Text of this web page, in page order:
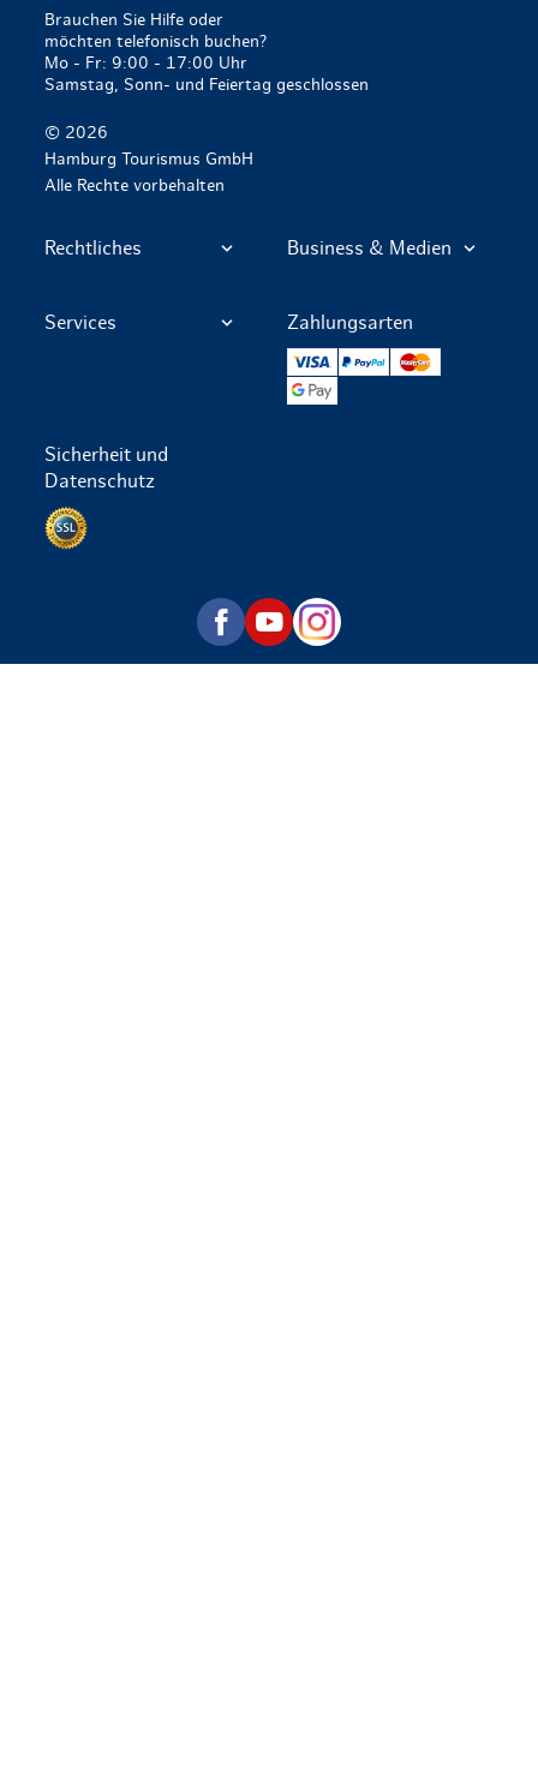
Brauchen Sie Hilfe oder
möchten telefonisch buchen?
Mo - Fr: 9:00 - 17:00 Uhr
Samstag, Sonn- und Feiertag geschlossen
© 2026
Hamburg Tourismus GmbH
Alle Rechte vorbehalten
Rechtliches Business & Medien
Services Zahlungsarten
PayPal
Sicherheit und
Datenschutz